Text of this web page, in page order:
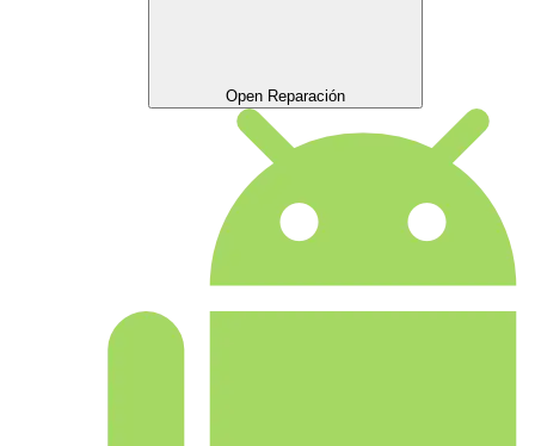
Open Reparación